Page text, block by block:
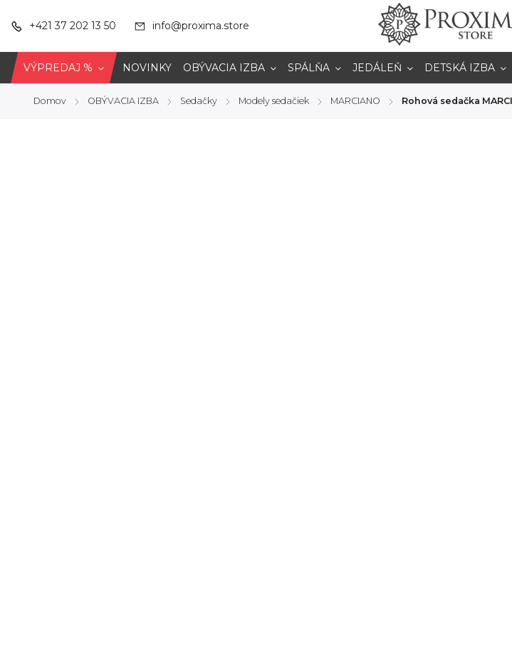
+421 37 202 13 50 info@proxima.store
VÝPREDAJ % NOVINKY OBÝVACIA IZBA SPÁLŇA JEDÁLEŇ DETSKÁ IZBA
Domov / OBÝVACIA IZBA / Sedačky / Modely sedačiek / MARCIANO / Rohová sedačka